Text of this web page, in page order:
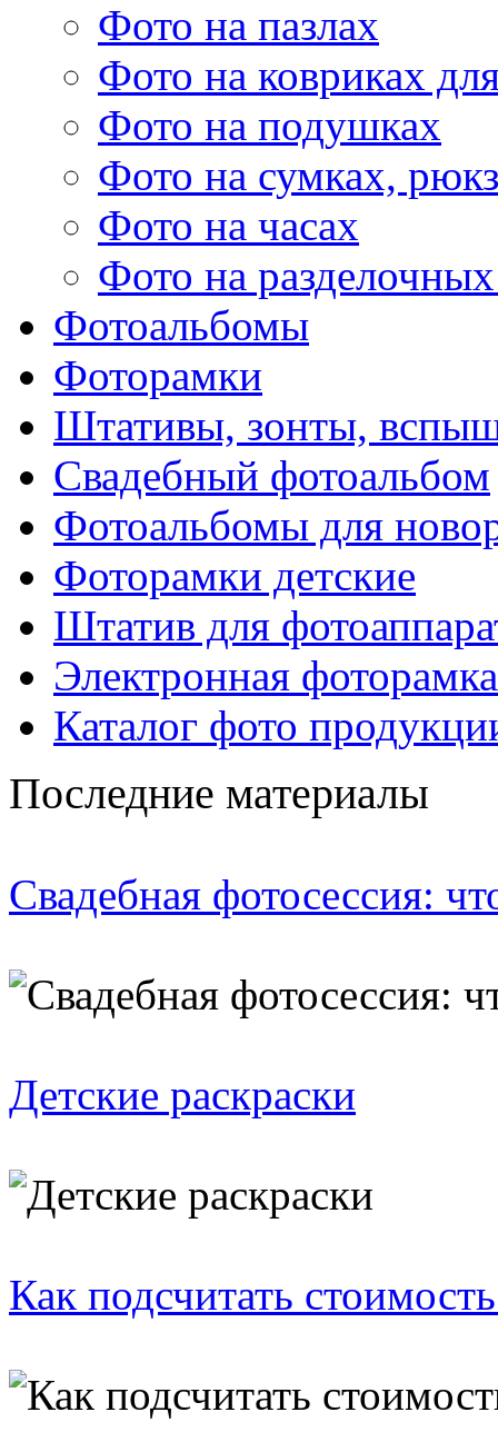
Фото на пазлах
Фото на ковриках
Фото на подушках
Фото на сумках,
Фото на часах
Фото на
Фотоальбомы
Фоторамки
Штативы, зонты,
Свадебный фотоальбом
Фотоальбомы для
Фоторамки детские
Штатив для
Электронная фоторамка
Каталог фото
Последние материалы
Свадебная фотосессия:
Детские раскраски
Как подсчитать